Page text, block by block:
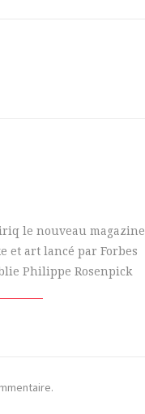
le nouveau magazine
et art lancé par Forbes
Philippe Rosenpick